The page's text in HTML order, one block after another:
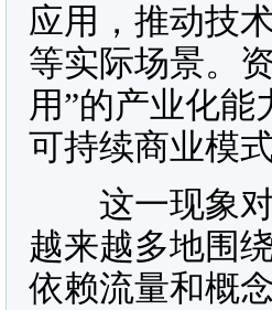
应用，推动技
等实际场景。
用”的产业化
可持续商业模
这一现象对
越来越多地围
依赖流量和概